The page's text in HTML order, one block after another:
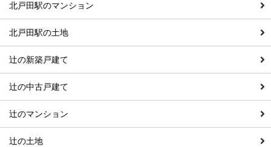
北戸田駅のマンション
北戸田駅の土地
辻の新築戸建て
辻の中古戸建て
辻のマンション
辻の土地